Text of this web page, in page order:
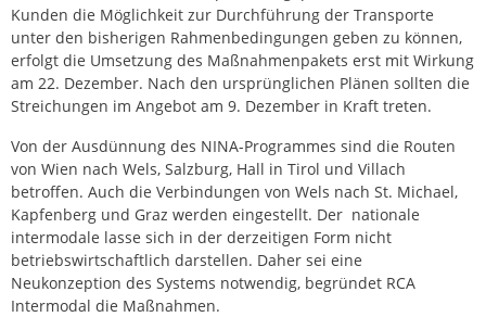
Kunden die Möglichkeit zur Durchführung der Transporte
unter den bisherigen Rahmenbedingungen geben zu können,
erfolgt die Umsetzung des Maßnahmenpakets erst mit Wirkung
am 22. Dezember. Nach den ursprünglichen Plänen sollten die
Streichungen im Angebot am 9. Dezember in Kraft treten.
Von der Ausdünnung des NINA-Programmes sind die Routen
von Wien nach Wels, Salzburg, Hall in Tirol und Villach
betroffen. Auch die Verbindungen von Wels nach St. Michael,
Kapfenberg und Graz werden eingestellt. Der nationale
intermodale lasse sich in der derzeitigen Form nicht
betriebswirtschaftlich darstellen. Daher sei eine
Neukonzeption des Systems notwendig, begründet RCA
Intermodal die Maßnahmen.